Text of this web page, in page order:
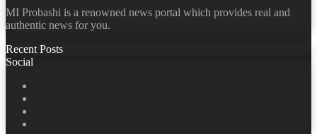
MI Probashi is a renowned news portal which provides real and
authentic news for you.
Recent Posts
Social